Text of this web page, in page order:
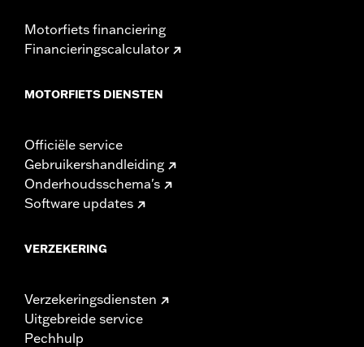
Motorfiets financiering
Financieringscalculator
MOTORFIETS DIENSTEN
Officiële service
Gebruikershandleiding
Onderhoudsschema's
Software updates
VERZEKERING
Verzekeringsdiensten
Uitgebreide service
Pechhulp